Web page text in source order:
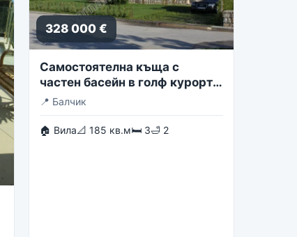
328 000 €
Самостоятелна къща с
частен басейн в голф курорта
Блексирама
📍 Балчик
🏠 Вила📐 185 кв.м🛏 3🛁 2